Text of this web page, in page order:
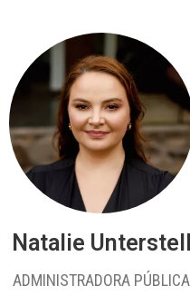
Natalie Unterstell
ADMINISTRADORA PÚBLICA